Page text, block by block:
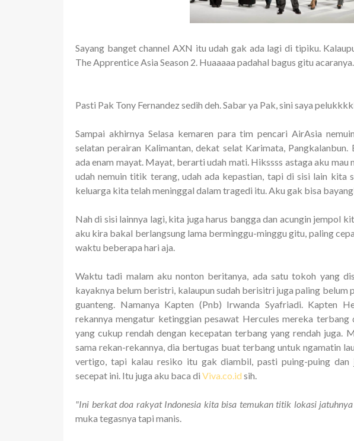
Sayang banget channel AXN itu udah gak ada lagi di tipiku.
The Apprentice Asia Season 2. Huaaaaa padahal bagus gitu acaranya.
Pasti Pak Tony Fernandez sedih deh. Sabar ya Pak, sini saya
Sampai akhirnya Selasa kemaren para tim pencari AirAsia
selatan perairan Kalimantan, dekat selat Karimata, Pangkalanbun.
ada enam mayat. Mayat, berarti udah mati. Hikssss astaga aku mau
udah nemuin titik terang, udah ada kepastian, tapi di sisi lain kita
keluarga kita telah meninggal dalam tragedi itu. Aku gak bisa
Nah di sisi lainnya lagi, kita juga harus bangga dan acungin jempol
aku kira bakal berlangsung lama berminggu-minggu gitu, paling
waktu beberapa hari aja.
Waktu tadi malam aku nonton beritanya, ada satu tokoh yang
kayaknya belum beristri, kalaupun sudah berisitri juga paling belum
guanteng. Namanya Kapten (Pnb) Irwanda Syafriadi. Kapten
rekannya mengatur ketinggian pesawat Hercules mereka
yang cukup rendah dengan kecepatan terbang yang rendah juga.
sama rekan-rekannya, dia bertugas buat terbang untuk ngamatin
vertigo, tapi kalau resiko itu gak diambil, pasti puing-puing dan
secepat ini. Itu juga aku baca di Viva.co.id sih.
"Ini berkat doa rakyat Indonesia kita bisa temukan titik lokasi
muka tegasnya tapi manis.